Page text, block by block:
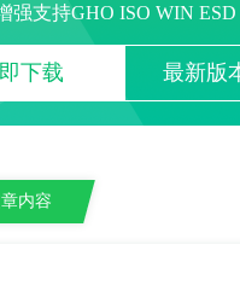
强支持GHO ISO WIN
下载 最新版
内容